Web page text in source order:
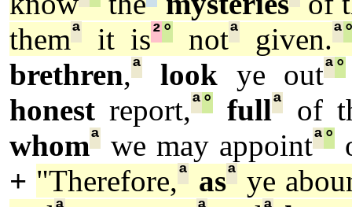
themª it is²° notª given.ª
brethren,ª look ye outª°
honest report,ª° fullªof
whomª we may appointª°
+ "Therefore,ª asª ye